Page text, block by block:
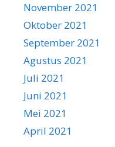
November 2021
Oktober 2021
September 2021
Agustus 2021
Juli 2021
Juni 2021
Mei 2021
April 2021